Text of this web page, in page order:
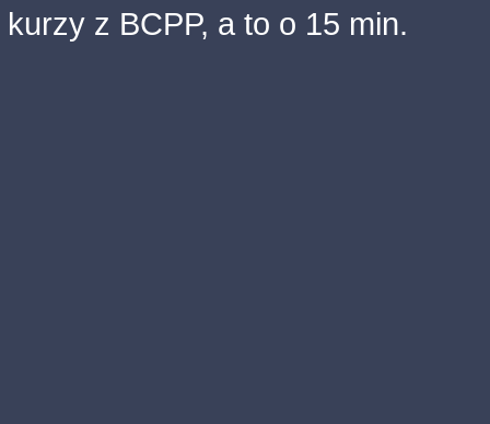
kurzy z BCPP, a to o 15 min.